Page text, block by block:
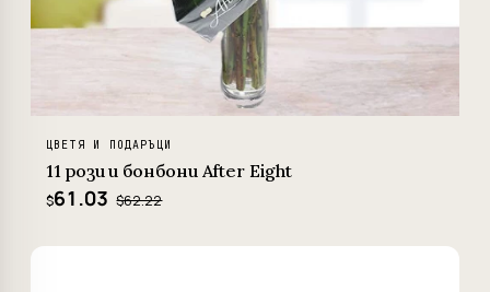
ЦВЕТЯ И ПОДАРЪЦИ
11 рози и бонбони After Eight
$61.03 $62.22